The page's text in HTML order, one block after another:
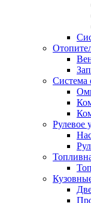
Система
Рулевое